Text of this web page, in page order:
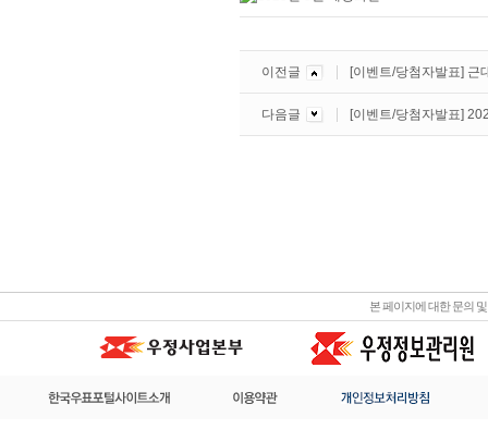
이전글 [이벤트/당첨자발표] 근
다음글 [이벤트/당첨자발표]
본 페이지에 대한 문의